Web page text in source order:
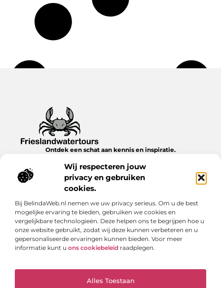
Wij respecteren jouw
privacy en gebruiken
cookies.
Bij BelindaWeb.nl nemen we uw privacy serieus. Om u de best
mogelijke ervaring te bieden, gebruiken we cookies en
vergelijkbare technologieën. Deze helpen ons te begrijpen hoe u
onze website gebruikt, zodat wij deze kunnen verbeteren en u
gepersonaliseerde ervaringen kunnen bieden. Voor meer
informatie kunt u ons cookiebeleid raadplegen.
Alles Toestaan
Ontdek een schat aan kennis en inspiratie.
nieuwe inzichten en ideeën.
Bericht categorie
Onze informatie